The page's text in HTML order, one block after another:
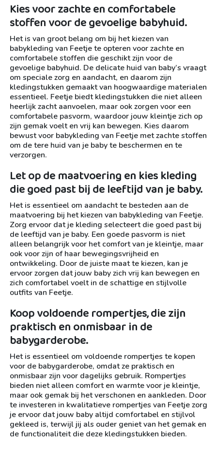
Kies voor zachte en comfortabele
stoffen voor de gevoelige babyhuid.
Het is van groot belang om bij het kiezen van
babykleding van Feetje te opteren voor zachte en
comfortabele stoffen die geschikt zijn voor de
gevoelige babyhuid. De delicate huid van baby’s vraagt
om speciale zorg en aandacht, en daarom zijn
kledingstukken gemaakt van hoogwaardige materialen
essentieel. Feetje biedt kledingstukken die niet alleen
heerlijk zacht aanvoelen, maar ook zorgen voor een
comfortabele pasvorm, waardoor jouw kleintje zich op
zijn gemak voelt en vrij kan bewegen. Kies daarom
bewust voor babykleding van Feetje met zachte stoffen
om de tere huid van je baby te beschermen en te
verzorgen.
Let op de maatvoering en kies kleding
die goed past bij de leeftijd van je baby.
Het is essentieel om aandacht te besteden aan de
maatvoering bij het kiezen van babykleding van Feetje.
Zorg ervoor dat je kleding selecteert die goed past bij
de leeftijd van je baby. Een goede pasvorm is niet
alleen belangrijk voor het comfort van je kleintje, maar
ook voor zijn of haar bewegingsvrijheid en
ontwikkeling. Door de juiste maat te kiezen, kan je
ervoor zorgen dat jouw baby zich vrij kan bewegen en
zich comfortabel voelt in de schattige en stijlvolle
outfits van Feetje.
Koop voldoende rompertjes, die zijn
praktisch en onmisbaar in de
babygarderobe.
Het is essentieel om voldoende rompertjes te kopen
voor de babygarderobe, omdat ze praktisch en
onmisbaar zijn voor dagelijks gebruik. Rompertjes
bieden niet alleen comfort en warmte voor je kleintje,
maar ook gemak bij het verschonen en aankleden. Door
te investeren in kwalitatieve rompertjes van Feetje zorg
je ervoor dat jouw baby altijd comfortabel en stijlvol
gekleed is, terwijl jij als ouder geniet van het gemak en
de functionaliteit die deze kledingstukken bieden.